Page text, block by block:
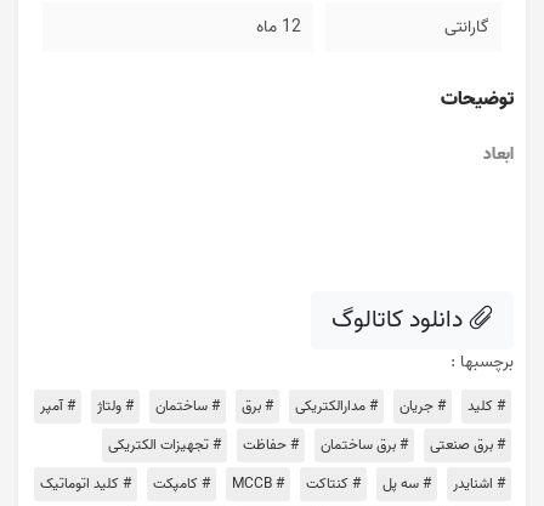
گارانتی 12 ماه
توضیحات
ابعاد
دانلود کاتالوگ
برچسبها :
# کلید # جریان # مدارالکتریکی # برق # ساختمان # ولتاژ
# آمپر
# برق صنعتی
# برق ساختمان # حفاظت
# تجهیزات الکتریکی
# اشنایدر
# سه پل # کنتاکت # MCCB # کامپکت
# کلید اتوماتیک